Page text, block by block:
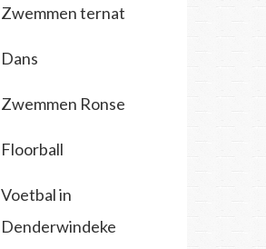
Zwemmen ternat
Dans
Zwemmen Ronse
Floorball
Voetbal in
Denderwindeke